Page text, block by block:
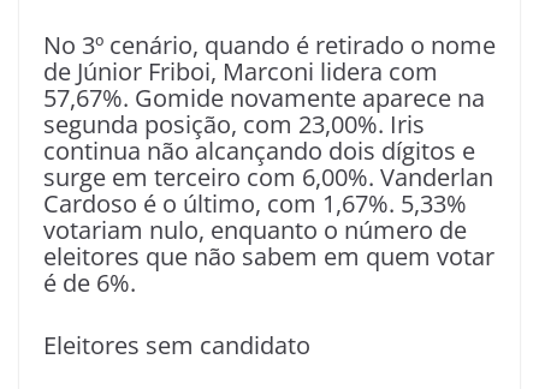
No 3º cenário, quando é retirado o nome
de Júnior Friboi, Marconi lidera com
57,67%. Gomide novamente aparece na
segunda posição, com 23,00%. Iris
continua não alcançando dois dígitos e
surge em terceiro com 6,00%. Vanderlan
Cardoso é o último, com 1,67%. 5,33%
votariam nulo, enquanto o número de
eleitores que não sabem em quem votar
é de 6%.
Eleitores sem candidato